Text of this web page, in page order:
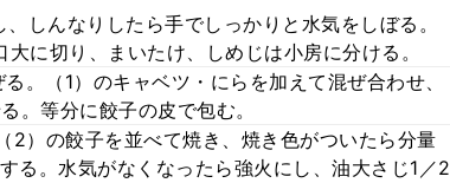
しんなりしたら手でしっかりと水気をしぼる。
に切り、まいたけ、しめじは小房に分ける。
。（1）のキャベツ・にらを加えて混ぜ合わせ、
。等分に餃子の皮で包む。
2）の餃子を並べて焼き、焼き色がついたら分量
る。水気がなくなったら強火にし、油大さじ1／2